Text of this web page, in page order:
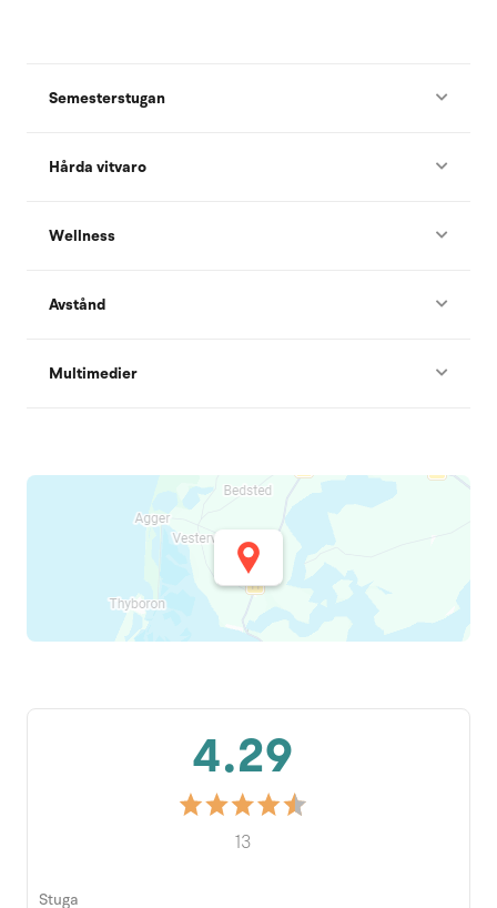
Semesterstugan
Hårda vitvaro
Wellness
Avstånd
Multimedier
4.29
13
Stuga